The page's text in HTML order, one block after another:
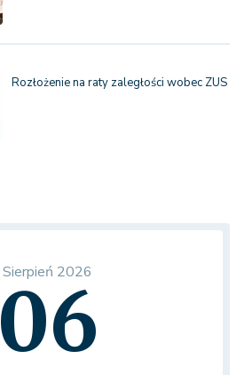
Rozłożenie na raty zaległości wobec ZUS
Sierpień 2026
06